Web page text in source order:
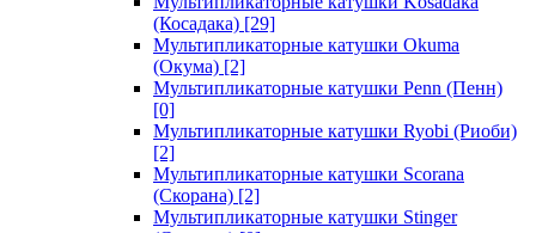
(Косадака) [29]
Мультипликаторные катушки Okuma
(Окума) [2]
Мультипликаторные катушки Penn (Пенн)
[0]
Мультипликаторные катушки Ryobi (Риоби)
[2]
Мультипликаторные катушки Scorana
(Скорана) [2]
Мультипликаторные катушки Stinger